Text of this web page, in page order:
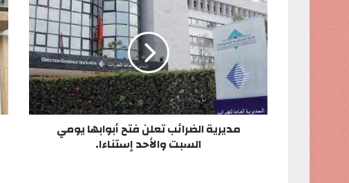
ب
مديرية الضرائب تعلن فتح أبوابها يومي
السبت والأحد إستناءا.